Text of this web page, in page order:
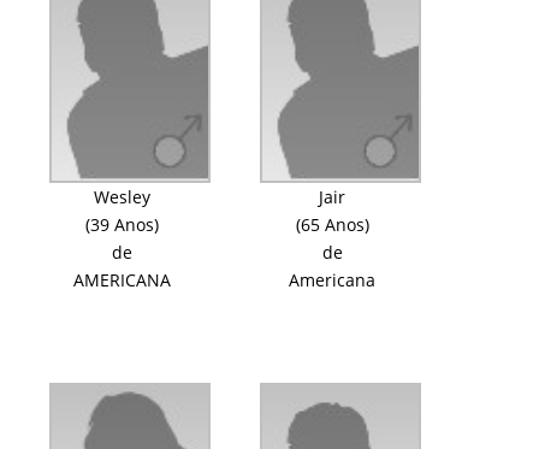
Wesley
(39 Anos)
de
AMERICANA
Jair
(65 Anos)
de
Americana